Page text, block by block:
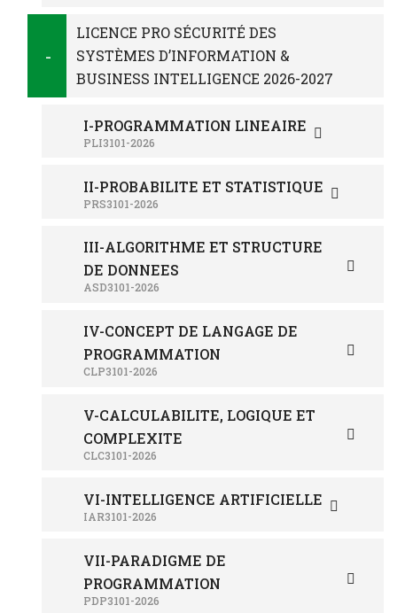
LICENCE PRO SÉCURITÉ DES
SYSTÈMES D’INFORMATION &
BUSINESS INTELLIGENCE 2026-2027
I-PROGRAMMATION LINEAIRE
PLI3101-2026
II-PROBABILITE ET STATISTIQUE
PRS3101-2026
III-ALGORITHME ET STRUCTURE
DE DONNEES
ASD3101-2026
IV-CONCEPT DE LANGAGE DE
PROGRAMMATION
CLP3101-2026
V-CALCULABILITE, LOGIQUE ET
COMPLEXITE
CLC3101-2026
VI-INTELLIGENCE ARTIFICIELLE
IAR3101-2026
VII-PARADIGME DE
PROGRAMMATION
PDP3101-2026